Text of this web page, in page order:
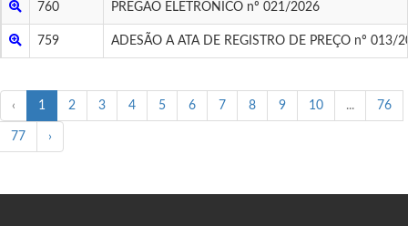
760 PREGÃO ELETRÔNICO nº 021/2026
759 ADESÃO A ATA DE REGISTRO DE PREÇO nº 013/
‹ 1 2 3 4 5 6 7 8 9 10 ... 76
77 ›